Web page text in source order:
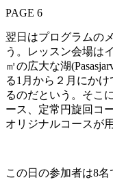
PAGE 6
翌日はプログラムの
う。レッスン会場は
㎡の広大な湖
る1月から２月にか
るのだという。そこ
ース、定常円旋回コ
オリジナルコースが
この日の参加者は8